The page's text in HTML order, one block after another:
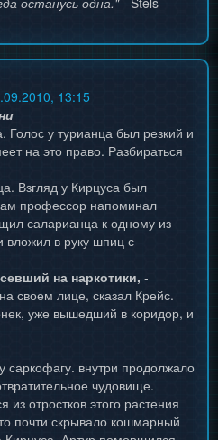
13:15
у турианца был резкий и
на это право. Разбираться
Взгляд у Кирцуса был
профессор напоминал
саларианца к одному из
вложил в руку шпиц с
на наркотики, -
своем лице, сказал Крейс.
уже вышедший в коридор, и
саркофагу. внутри продолжало
чудовище.
отростков этого растения
почти скрывало кошмарный